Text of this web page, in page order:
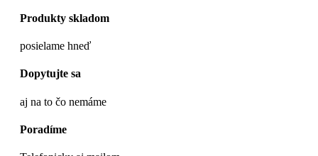
Produkty skladom
posielame hneď
Dopytujte sa
aj na to čo nemáme
Poradíme